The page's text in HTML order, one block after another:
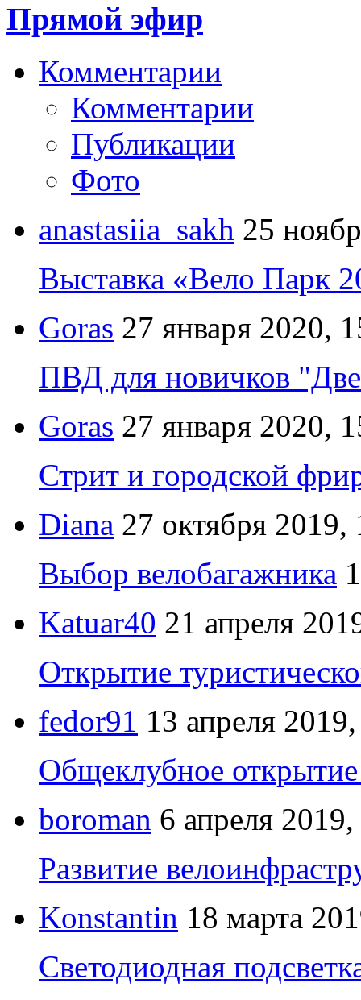
Прямой эфир
Комментарии
Комментарии
Публикации
Фото
anastasiia_sakh 25
Выставка «Вело Парк
Goras 27 января 2020,
ПВД для новичков
Goras 27 января 2020,
Стрит и городской
Diana 27 октября 2019,
Выбор велобагажника
Katuar40 21 апреля
Открытие
fedor91 13 апреля
Общеклубное открытие
boroman 6 апреля
Развитие
Konstantin 18 марта
Светодиодная